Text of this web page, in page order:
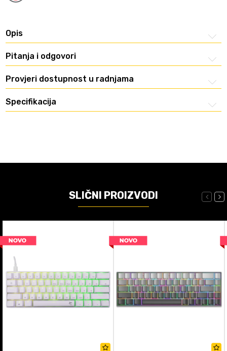
Opis
Pitanja i odgovori
Provjeri dostupnost u radnjama
Specifikacija
SLIČNI PROIZVODI